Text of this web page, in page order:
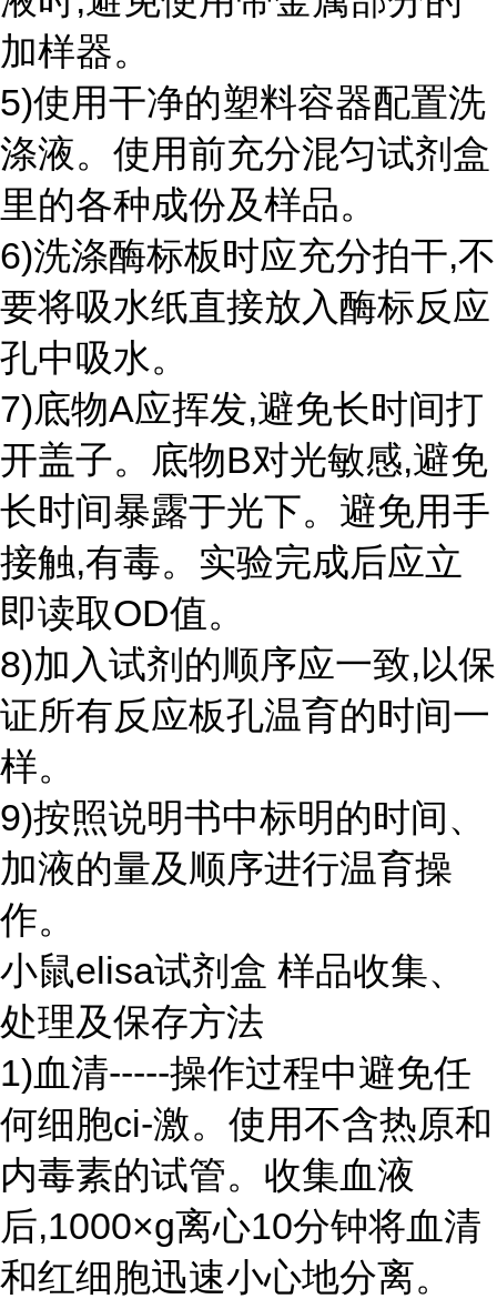
加样器。
5)使用干净的塑料容器配置洗
涤液。使用前充分混匀试剂盒
里的各种成份及样品。
6)洗涤酶标板时应充分拍干,不
要将吸水纸直接放入酶标反应
孔中吸水。
7)底物A应挥发,避免长时间打
开盖子。底物B对光敏感,避免
长时间暴露于光下。避免用手
接触,有毒。实验完成后应立
即读取OD值。
8)加入试剂的顺序应一致,以保
证所有反应板孔温育的时间一
样。
9)按照说明书中标明的时间、
加液的量及顺序进行温育操
作。
小鼠elisa试剂盒 样品收集、
处理及保存方法
1)血清-----操作过程中避免任
何细胞ci-激。使用不含热原和
内毒素的试管。收集血液
后,1000×g离心10分钟将血清
和红细胞迅速小心地分离。